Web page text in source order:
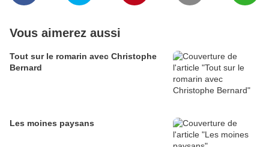
Vous aimerez aussi
Tout sur le romarin avec Christophe
Bernard
Les moines paysans